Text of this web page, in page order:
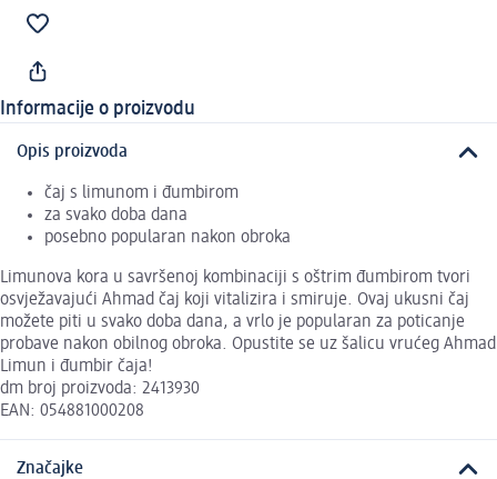
Informacije o proizvodu
Opis proizvoda
čaj s limunom i đumbirom
za svako doba dana
posebno popularan nakon obroka
Limunova kora u savršenoj kombinaciji s oštrim đumbirom tvori
osvježavajući Ahmad čaj koji vitalizira i smiruje. Ovaj ukusni čaj
možete piti u svako doba dana, a vrlo je popularan za poticanje
probave nakon obilnog obroka. Opustite se uz šalicu vrućeg Ahmad
Limun i đumbir čaja!
dm broj proizvoda: 2413930
EAN: 054881000208
Značajke